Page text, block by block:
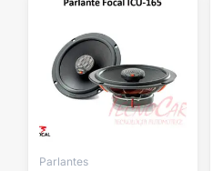
Parlantes